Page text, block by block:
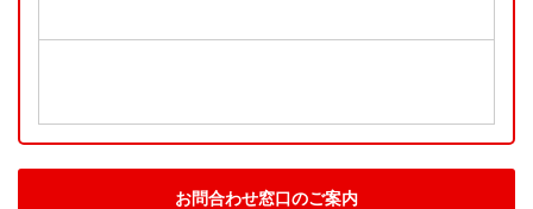
お問合わせ窓口のご案内